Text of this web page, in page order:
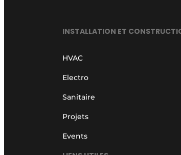
INSTALLATION ET
HVAC
Electro
Sanitaire
Projets
Events